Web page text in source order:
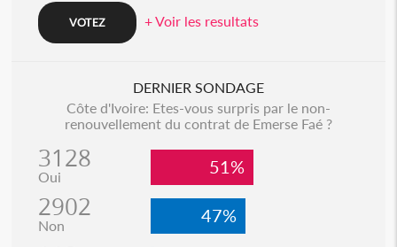
+ Voir les resultats
DERNIER SONDAGE
Côte d'Ivoire: Etes-vous surpris par le non-
renouvellement du contrat de Emerse Faé ?
3128
Oui 51%
2902
Non 47%